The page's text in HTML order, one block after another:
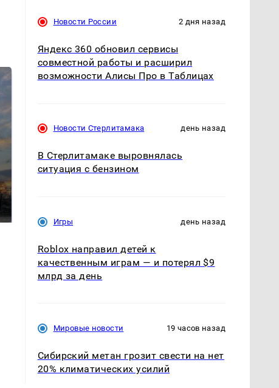
Новости России 2 дня назад
Яндекс 360 обновил сервисы
совместной работы и расширил
возможности Алисы Про в Таблицах
Новости Стерлитамака день назад
В Стерлитамаке выровнялась
ситуация с бензином
Игры день назад
Roblox направил детей к
качественным играм — и потерял $9
млрд за день
Мировые новости 19 часов назад
Сибирский метан грозит свести на нет
20% климатических усилий